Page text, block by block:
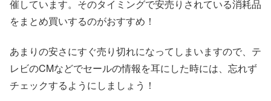
催しています。そのタイミングで安売りされている消耗品
をまとめ買いするのがおすすめ！
あまりの安さにすぐ売り切れになってしまいますので、テ
レビのCMなどでセールの情報を耳にした時には、忘れず
チェックするようにしましょう！